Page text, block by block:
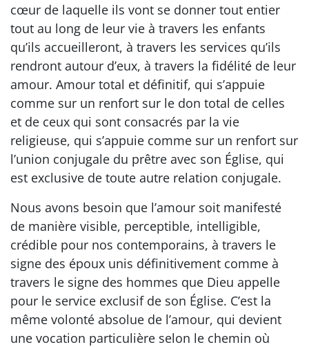
cœur de laquelle ils vont se donner tout entier
tout au long de leur vie à travers les enfants
qu’ils accueilleront, à travers les services qu’ils
rendront autour d’eux, à travers la fidélité de leur
amour. Amour total et définitif, qui s’appuie
comme sur un renfort sur le don total de celles
et de ceux qui sont consacrés par la vie
religieuse, qui s’appuie comme sur un renfort sur
l’union conjugale du prêtre avec son Église, qui
est exclusive de toute autre relation conjugale.
Nous avons besoin que l’amour soit manifesté
de manière visible, perceptible, intelligible,
crédible pour nos contemporains, à travers le
signe des époux unis définitivement comme à
travers le signe des hommes que Dieu appelle
pour le service exclusif de son Église. C’est la
même volonté absolue de l’amour, qui devient
une vocation particulière selon le chemin où